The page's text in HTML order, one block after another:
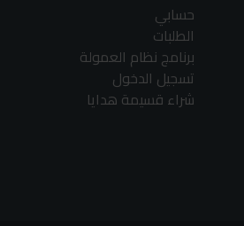
حسابي
الطلبات
برنامج نظام العمولة
تسجيل الدخول
شراء قسيمة هدايا